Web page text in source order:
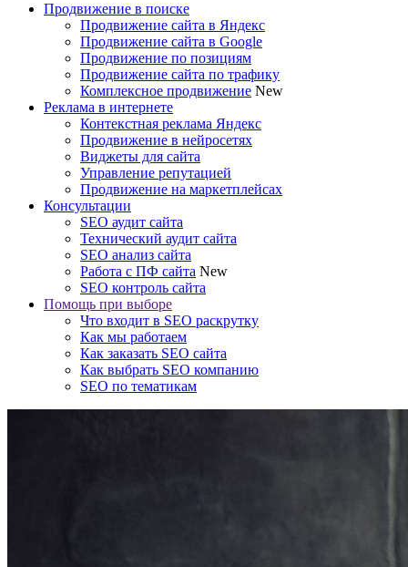
Продвижение в поиске
Продвижение сайта в Яндекс
Продвижение сайта в Google
Продвижение по позициям
Продвижение сайта по трафику
Комплексное продвижение New
Реклама в интернете
Контекстная реклама Яндекс
Продвижение в нейросетях
Виджеты для сайта
Управление репутацией
Продвижение на маркетплейсах
Консультации
SEO аудит сайта
Технический аудит сайта
SEO анализ сайта
Работа с ПФ сайта New
SEO контроль сайта
Помощь при выборе
Что входит в SEO раскрутку
Как мы работаем
Как заказать SEO сайта
Как выбрать SEO компанию
SEO по тематикам